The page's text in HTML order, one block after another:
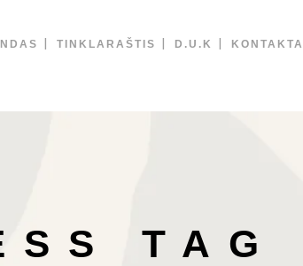
TINKLARAŠTIS D.U.K KONTAKTAI
TAG